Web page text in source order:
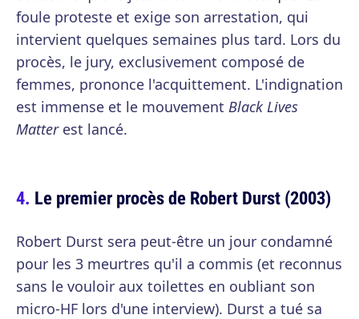
foule proteste et exige son arrestation, qui
intervient quelques semaines plus tard. Lors du
procès, le jury, exclusivement composé de
femmes, prononce l'acquittement. L'indignation
est immense et le mouvement Black Lives
Matterest lancé.
Le premier procès de Robert Durst (2003)
Robert Durst sera peut-être un jour condamné
pour les 3 meurtres qu'il a commis (et reconnus
sans le vouloir aux toilettes en oubliant son
micro-HF lors d'une interview). Durst a tué sa